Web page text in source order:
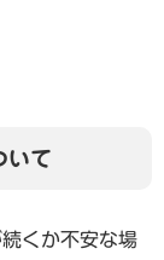
いて
くか不安な場